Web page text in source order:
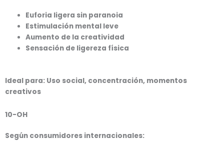
Euforia ligera sin paranoia
Estimulación mental leve
Aumento de la creatividad
Sensación de ligereza física
Ideal para: Uso social, concentración, momentos
creativos
10-OH
Según consumidores internacionales: